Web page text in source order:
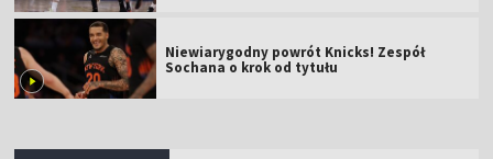
Niewiarygodny powrót Knicks! Zespół
Sochana o krok od tytułu